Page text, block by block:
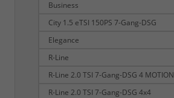
Business
City 1.5 eTSI 150PS 7-Gang-DSG
Elegance
R-Line
R-Line 2.0 TSI 7-Gang-DSG 4 MOTION
R-Line 2.0 TSI 7-Gang-DSG 4x4